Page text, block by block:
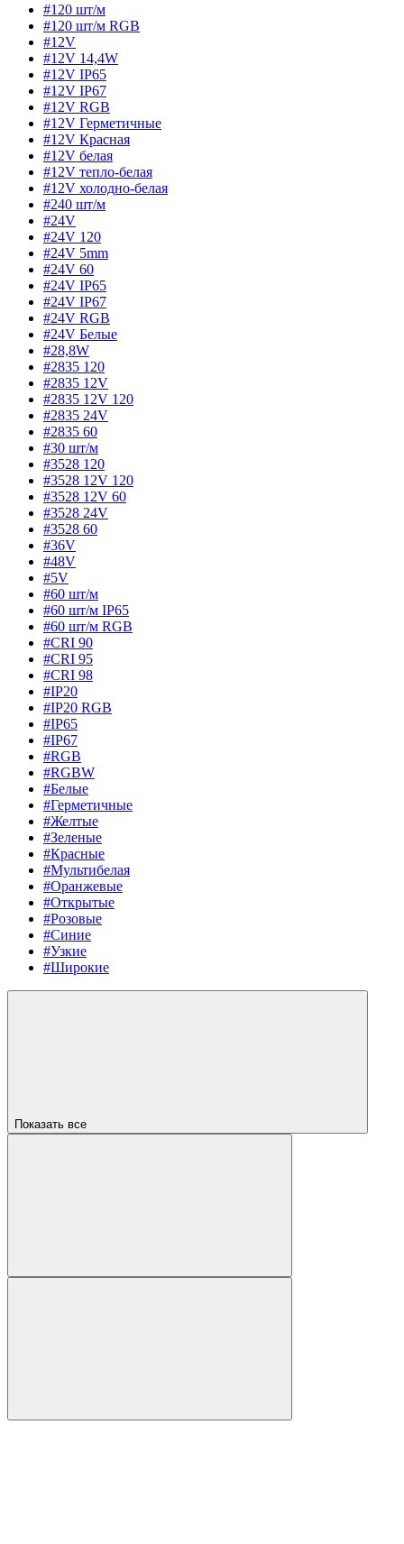
#120 шт/м
#120 шт/м RGB
#12V
#12V 14,4W
#12V IP65
#12V IP67
#12V RGB
#12V Герметичные
#12V Красная
#12V белая
#12V тепло-белая
#12V холодно-белая
#240 шт/м
#24V
#24V 120
#24V 5mm
#24V 60
#24V IP65
#24V IP67
#24V RGB
#24V Белые
#28,8W
#2835 120
#2835 12V
#2835 12V 120
#2835 24V
#2835 60
#30 шт/м
#3528 120
#3528 12V 120
#3528 12V 60
#3528 24V
#3528 60
#36V
#48V
#5V
#60 шт/м
#60 шт/м IP65
#60 шт/м RGB
#CRI 90
#CRI 95
#CRI 98
#IP20
#IP20 RGB
#IP65
#IP67
#RGB
#RGBW
#Белые
#Герметичные
#Желтые
#Зеленые
#Красные
#Мультибелая
#Оранжевые
#Открытые
#Розовые
#Синие
#Узкие
#Широкие
Показать все